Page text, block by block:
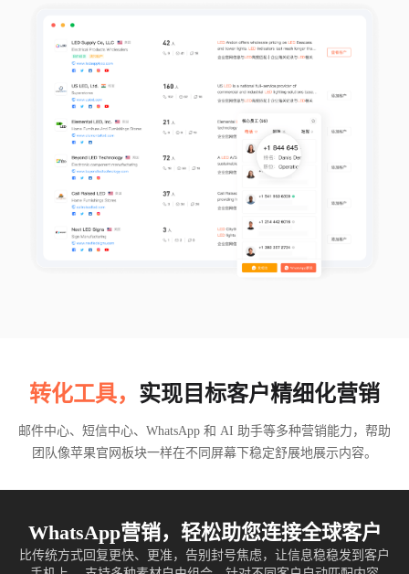
转化工具， 实现目标客户精细化营销
邮件中心、短信中心、WhatsApp 和 AI 助手等多种营销能力，帮助
团队像苹果官网板块一样在不同屏幕下稳定舒展地展示内容。
WhatsApp营销，轻松助您连接全球客户
比传统方式回复更快、更准，告别封号焦虑，让信息稳稳发到客户